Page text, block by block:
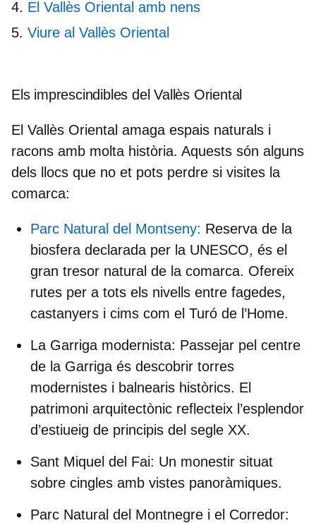
El Vallès Oriental amb nens
Viure al Vallès Oriental
Els imprescindibles del Vallès Oriental
El Vallès Oriental amaga espais naturals i
racons amb molta història. Aquests són alguns
dels llocs que no et pots perdre si visites la
comarca:
Parc Natural del Montseny: Reserva de la
biosfera declarada per la UNESCO, és el
gran tresor natural de la comarca. Ofereix
rutes per a tots els nivells entre fagedes,
castanyers i cims com el Turó de l’Home.
La Garriga modernista: Passejar pel centre
de la Garriga és descobrir torres
modernistes i balnearis històrics. El
patrimoni arquitectònic reflecteix l’esplendor
d’estiueig de principis del segle XX.
Sant Miquel del Fai: Un monestir situat
sobre cingles amb vistes panoràmiques.
Parc Natural del Montnegre i el Corredor: